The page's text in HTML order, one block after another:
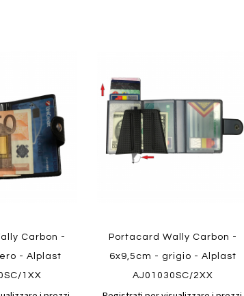
Carbon -
- Alplast
1XX
ai
preferiti
Portacard Wally Carbon -
6x9,5cm - grigio - Alplast
AJ01030SC/2XX